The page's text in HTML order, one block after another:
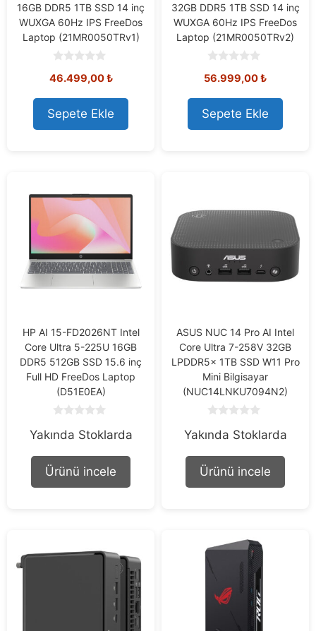
16GB DDR5 1TB SSD 14 inç
WUXGA 60Hz IPS FreeDos
Laptop (21MR0050TRv1)
o
t
o
f
5
46.499,00₺
Sepete Ekle
32GB DDR5 1TB SSD 14 inç
WUXGA 60Hz IPS FreeDos
Laptop (21MR0050TRv2)
o
t
o
f
5
56.999,00₺
Sepete Ekle
HP AI 15-FD2026NT Intel
Core Ultra 5-225U 16GB
DDR5 512GB SSD 15.6 inç
Full HD FreeDos Laptop
(D51E0EA)
o
t
f
Yakında Stoklarda
Ürünü incele
ASUS NUC 14 Pro AI Intel
Core Ultra 7-258V 32GB
LPDDR5x 1TB SSD W11 Pro
Mini Bilgisayar
(NUC14LNKU7094N2)
o
t
f
Yakında Stoklarda
Ürünü incele